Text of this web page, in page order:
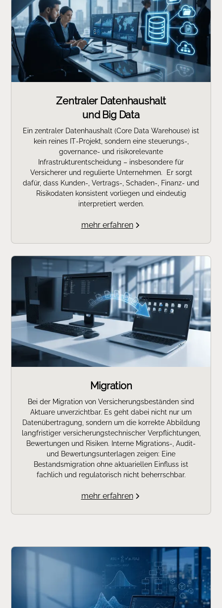
Zentraler Datenhaushalt
und Big Data
Ein zentraler Datenhaushalt (Core Data Warehouse) ist
kein reines IT‑Projekt, sondern eine steuerungs‑,
governance‑ und risikorelevante
Infrastrukturentscheidung – insbesondere für
Versicherer und regulierte Unternehmen. Er sorgt
dafür, dass Kunden‑, Vertrags‑, Schaden‑, Finanz‑ und
Risikodaten konsistent vorliegen und eindeutig
interpretiert werden.
mehr erfahren
Migration
Bei der Migration von Versicherungsbeständen sind
Aktuare unverzichtbar. Es geht dabei nicht nur um
Datenübertragung, sondern um die korrekte Abbildung
langfristiger versicherungstechnischer Verpflichtungen,
Bewertungen und Risiken. Interne Migrations‑, Audit‑
und Bewertungsunterlagen zeigen: Eine
Bestandsmigration ohne aktuariellen Einfluss ist
fachlich und regulatorisch nicht beherrschbar.
mehr erfahren